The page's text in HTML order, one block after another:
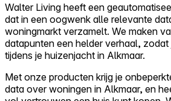
Walter Living heeft een
dat in een oogwenk alle relevante
woningmarkt verzamelt. We maken
datapunten een helder verhaal, zodat
tijdens je huizenjacht in Alkmaar.
Met onze producten krijg je
data over woningen in Alkmaar, en